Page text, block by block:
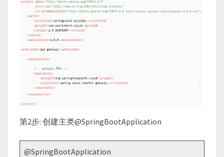
第2步: 创建主类@SpringBootApplication
@SpringBootApplication